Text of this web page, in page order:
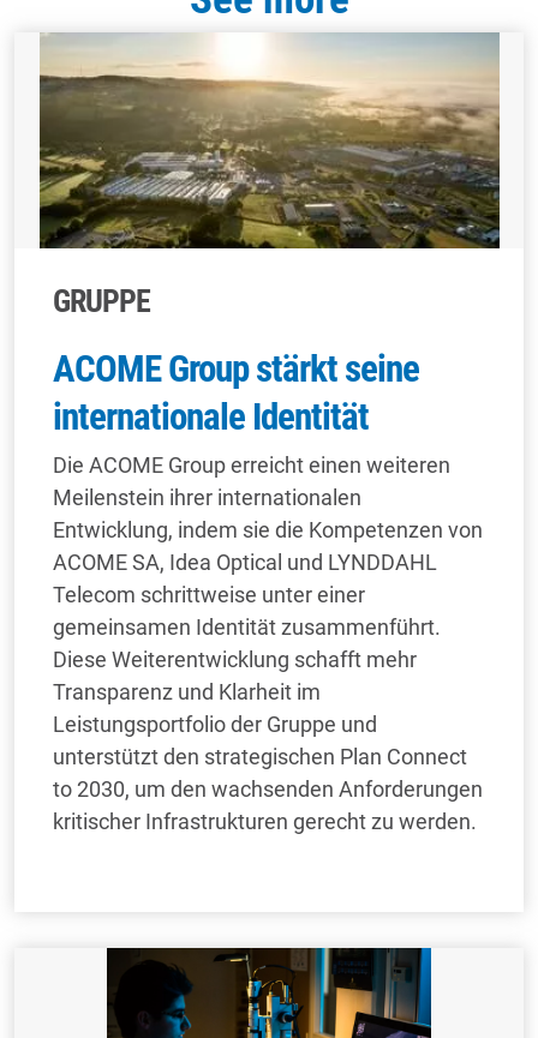
GRUPPE
ACOME Group stärkt seine
internationale Identität
Die ACOME Group erreicht einen weiteren
Meilenstein ihrer internationalen
Entwicklung, indem sie die Kompetenzen von
ACOME SA, Idea Optical und LYNDDAHL
Telecom schrittweise unter einer
gemeinsamen Identität zusammenführt.
Diese Weiterentwicklung schafft mehr
Transparenz und Klarheit im
Leistungsportfolio der Gruppe und
unterstützt den strategischen Plan Connect
to 2030, um den wachsenden Anforderungen
kritischer Infrastrukturen gerecht zu werden.